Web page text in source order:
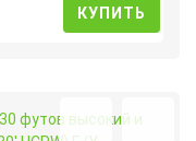
КУПИТЬ